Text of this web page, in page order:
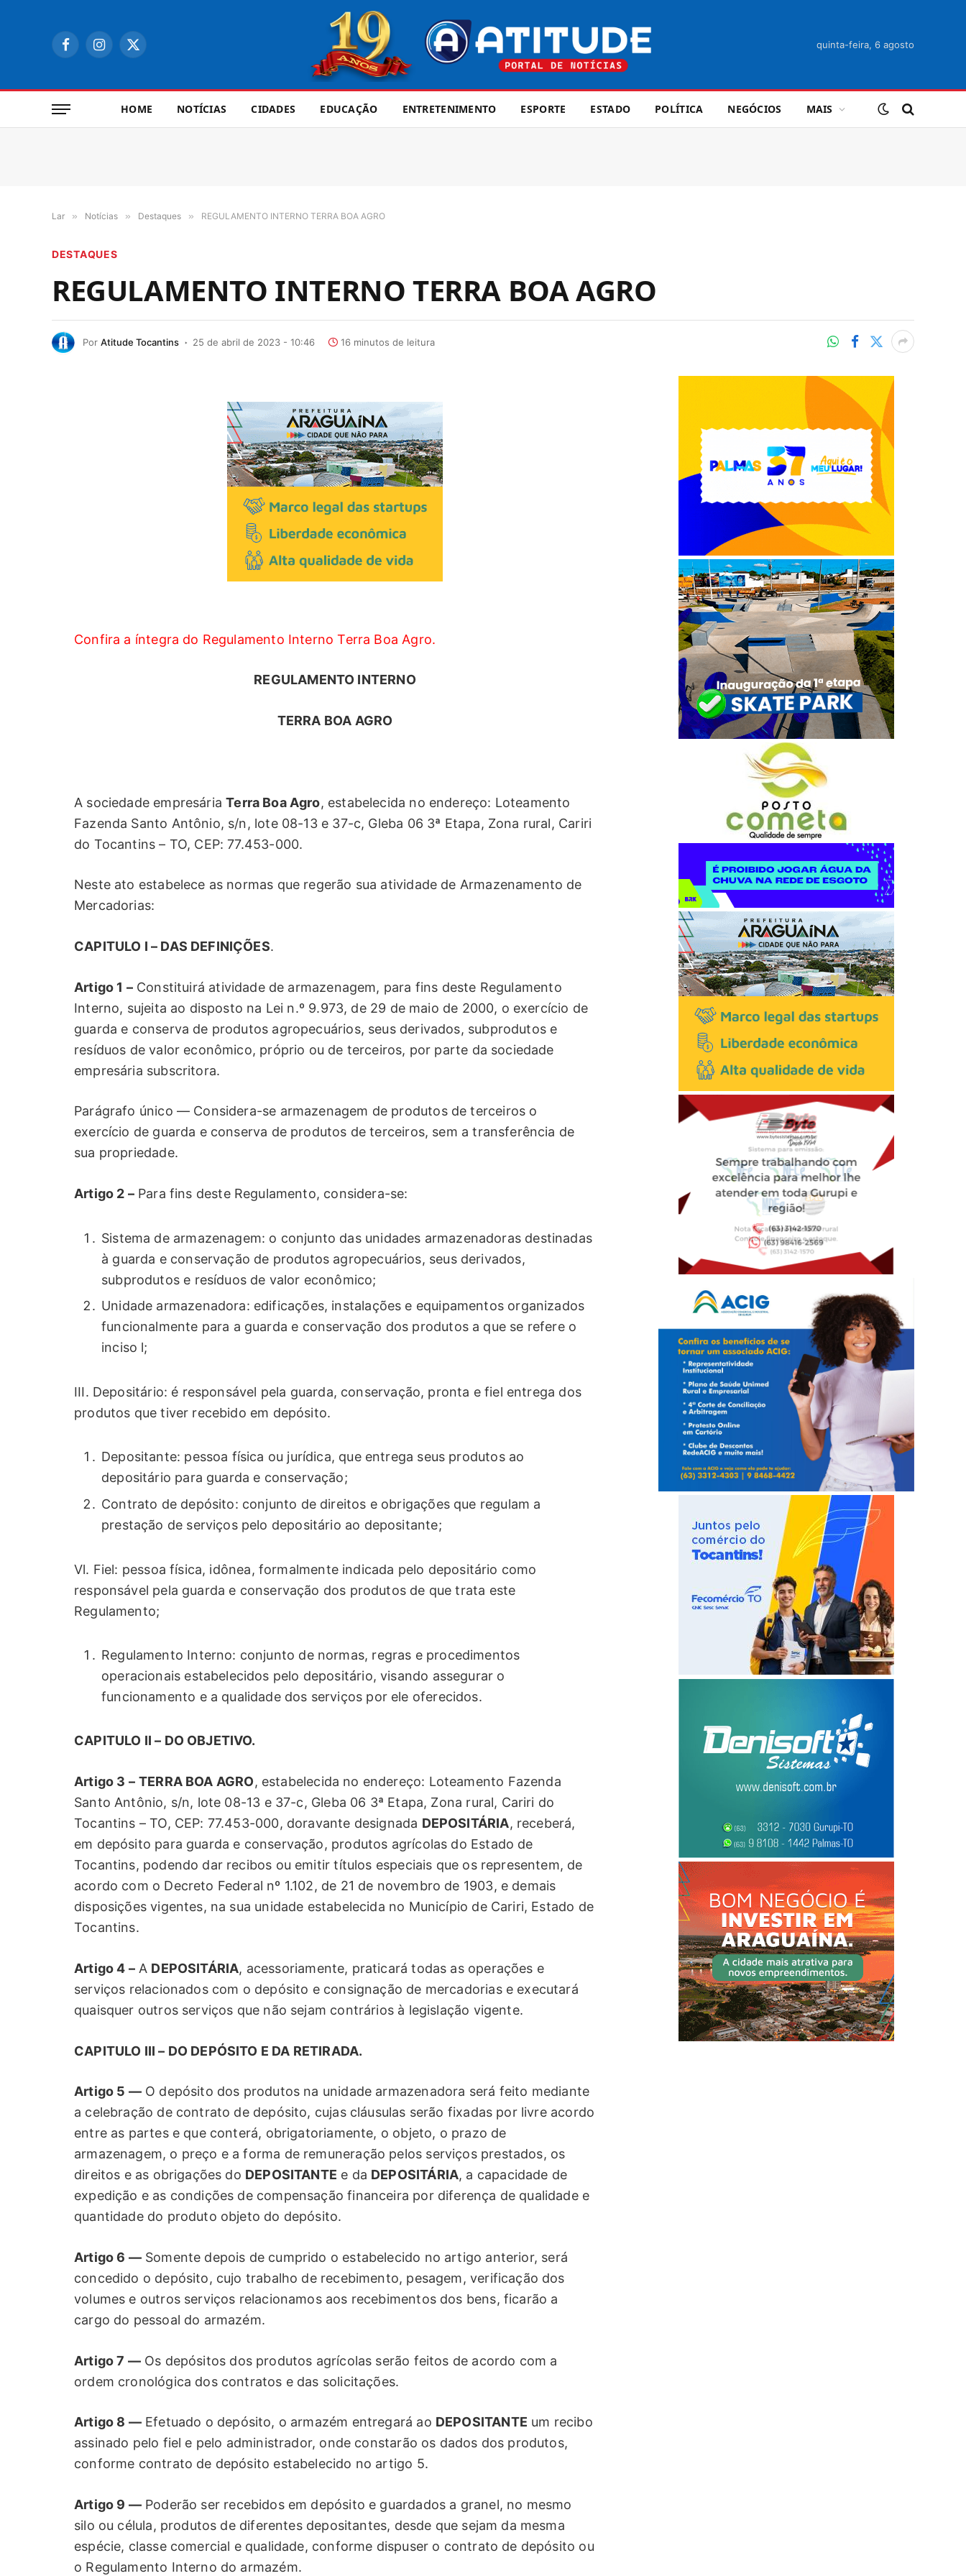
FacebookInstagram
X
quinta-feira, 6 agosto
HOME NOTÍCIAS CIDADES EDUCAÇÃO ENTRETENIMENTO ESPORTE ESTADO POLÍTICA NEGÓCIOS MAIS
Lar » Notícias » Destaques » REGULAMENTO INTERNO TERRA BOA AGRO
DESTAQUES
REGULAMENTO INTERNO TERRA BOA AGRO
Por Atitude Tocantins 25 de abril de 2023 - 10:46 16 minutos de leitura
Confira a íntegra do Regulamento Interno Terra Boa Agro.
REGULAMENTO INTERNO
TERRA BOA AGRO
A sociedade empresáriaTerra Boa Agro, estabelecida no endereço: Loteamento
Fazenda Santo Antônio, s/n, lote 08-13 e 37-c, Gleba 06 3ª Etapa, Zona rural, Cariri
do Tocantins – TO, CEP: 77.453-000.
Neste ato estabelece as normas que regerão sua atividade de Armazenamento de
Mercadorias:
CAPITULO I – DAS DEFINIÇÕES.
Artigo 1 –Constituirá atividade de armazenagem, para fins deste Regulamento
Interno, sujeita ao disposto na Lei n.º 9.973, de 29 de maio de 2000, o exercício de
guarda e conserva de produtos agropecuários, seus derivados, subprodutos e
resíduos de valor econômico, próprio ou de terceiros, por parte da sociedade
empresária subscritora.
Parágrafo único — Considera-se armazenagem de produtos de terceiros o
exercício de guarda e conserva de produtos de terceiros, sem a transferência de
sua propriedade.
Artigo 2 –Para fins deste Regulamento, considera-se:
Sistema de armazenagem: o conjunto das unidades armazenadoras destinadas
à guarda e conservação de produtos agropecuários, seus derivados,
subprodutos e resíduos de valor econômico;
Unidade armazenadora: edificações, instalações e equipamentos organizados
funcionalmente para a guarda e conservação dos produtos a que se refere o
inciso l;
III. Depositário: é responsável pela guarda, conservação, pronta e fiel entrega dos
produtos que tiver recebido em depósito.
Depositante: pessoa física ou jurídica, que entrega seus produtos ao
depositário para guarda e conservação;
Contrato de depósito: conjunto de direitos e obrigações que regulam a
prestação de serviços pelo depositário ao depositante;
Vl. Fiel: pessoa física, idônea, formalmente indicada pelo depositário como
responsável pela guarda e conservação dos produtos de que trata este
Regulamento;
Regulamento Interno: conjunto de normas, regras e procedimentos
operacionais estabelecidos pelo depositário, visando assegurar o
funcionamento e a qualidade dos serviços por ele oferecidos.
CAPITULO II – DO OBJETIVO.
Artigo 3 – TERRA BOA AGRO, estabelecida no endereço: Loteamento Fazenda
Santo Antônio, s/n, lote 08-13 e 37-c, Gleba 06 3ª Etapa, Zona rural, Cariri do
Tocantins – TO, CEP: 77.453-000, doravante designada DEPOSITÁRIA, receberá,
em depósito para guarda e conservação, produtos agrícolas do Estado de
Tocantins, podendo dar recibos ou emitir títulos especiais que os representem, de
acordo com o Decreto Federal nº 1.102, de 21 de novembro de 1903, e demais
disposições vigentes, na sua unidade estabelecida no Município de Cariri, Estado de
Tocantins.
Artigo 4 –A DEPOSITÁRIA, acessoriamente, praticará todas as operações e
serviços relacionados com o depósito e consignação de mercadorias e executará
quaisquer outros serviços que não sejam contrários à legislação vigente.
CAPITULO III – DO DEPÓSITO E DA RETIRADA.
Artigo 5 —O depósito dos produtos na unidade armazenadora será feito mediante
a celebração de contrato de depósito, cujas cláusulas serão fixadas por livre acordo
entre as partes e que conterá, obrigatoriamente, o objeto, o prazo de
armazenagem, o preço e a forma de remuneração pelos serviços prestados, os
direitos e as obrigações do DEPOSITANTE e da DEPOSITÁRIA, a capacidade de
expedição e as condições de compensação financeira por diferença de qualidade e
quantidade do produto objeto do depósito.
Artigo 6 —Somente depois de cumprido o estabelecido no artigo anterior, será
concedido o depósito, cujo trabalho de recebimento, pesagem, verificação dos
volumes e outros serviços relacionamos aos recebimentos dos bens, ficarão a
cargo do pessoal do armazém.
Artigo 7 —Os depósitos dos produtos agrícolas serão feitos de acordo com a
ordem cronológica dos contratos e das solicitações.
Artigo 8 —Efetuado o depósito, o armazém entregará ao DEPOSITANTE um recibo
assinado pelo fiel e pelo administrador, onde constarão os dados dos produtos,
conforme contrato de depósito estabelecido no artigo 5.
Artigo 9 —Poderão ser recebidos em depósito e guardados a granel, no mesmo
silo ou célula, produtos de diferentes depositantes, desde que sejam da mesma
espécie, classe comercial e qualidade, conforme dispuser o contrato de depósito ou
o Regulamento Interno do armazém.